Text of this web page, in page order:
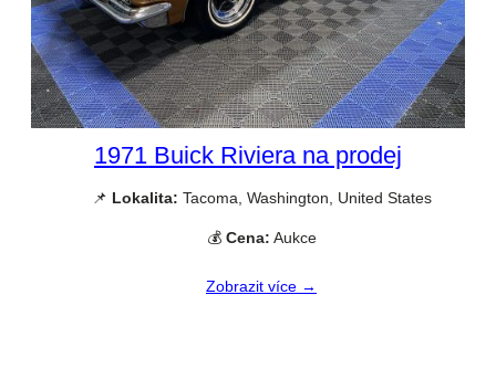
1971 Buick Riviera na prodej
📌 Lokalita: Tacoma, Washington, United States
💰 Cena: Aukce
Zobrazit více →